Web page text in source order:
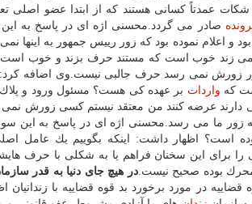
شهرداری منطقه ۱۸گفت: شكات عمدتاً كسانی هستند كه از ابتدا
صادر می گردد.محسنی اژه ای در پاسخ به
و اعلام نموده بود كه زور رییس جمهور به اینها
زند خوب است كه مستند حرف بزند و خوب است كه
زورش نمی رسد حرف جالبی نیست.وی اضافه كرد:
كه واردات بر عهده كی هست؟ مسئول ورود و
دارند عرضه كنند من معتقد نیستم كسی زورش نمی
زور ما می رسد.محسنی اژه ای در پاسخ به این
است؟ اظهار داشت: اینكه بگوییم یك عامل
را برای این سخنان فراهم یا به شكلی با حرف
محرك بوده صحیح نیست.در هیچ جای دنیا به قدر
قضاییه در مورد برخورد بد قوه قضاییه با زندانیان